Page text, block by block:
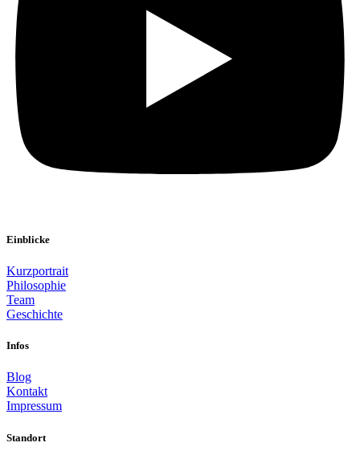
Einblicke
Kurzportrait
Philosophie
Team
Geschichte
Infos
Blog
Kontakt
Impressum
Standort